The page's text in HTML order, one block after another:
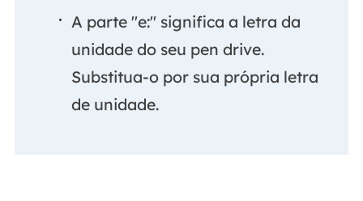
A parte "e:" significa a letra da
unidade do seu pen drive.
Substitua-o por sua própria letra
de unidade.